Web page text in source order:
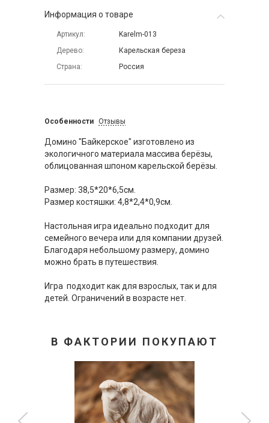
Информация о товаре
Артикул
Karelm-013
Дерево
Карельская береза
Страна
Россия
Особенности Отзывы
Домино "Байкерское" изготовлено из
экологичного материала массива берёзы,
облицованная шпоном карельской берёзы.
Размер: 38,5*20*6,5см.
Размер костяшки: 4,8*2,4*0,9см.
Настольная игра идеально подходит для
семейного вечера или для компании друзей.
Благодаря небольшому размеру, домино
можно брать в путешествия.
Игра подходит как для взрослых, так и для
детей. Ограничений в возрасте нет.
В ФАКТОРИИ ПОКУПАЮТ